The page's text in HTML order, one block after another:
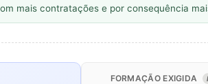
mais contratações e por consequência
FORMAÇÃO EXIGIDA I